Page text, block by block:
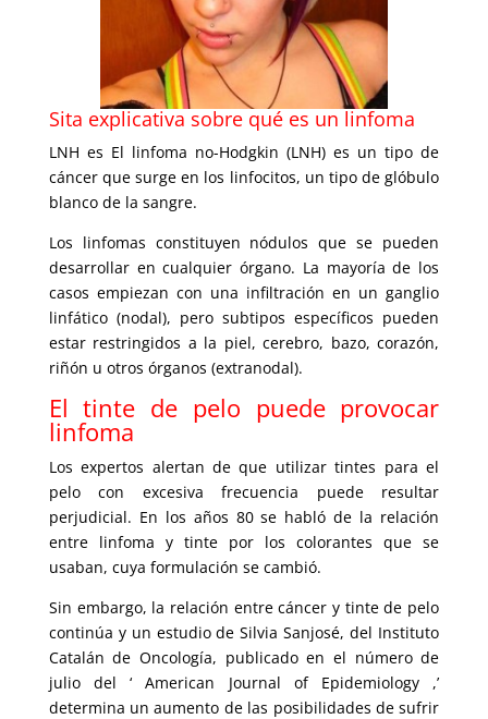
Sita explicativa sobre qué es un linfoma
LNH es El linfoma no-Hodgkin (LNH) es un tipo de
cáncer que surge en los linfocitos, un tipo de glóbulo
blanco de la sangre.
Los linfomas constituyen nódulos que se pueden
desarrollar en cualquier órgano. La mayoría de los
casos empiezan con una infiltración en un ganglio
linfático (nodal), pero subtipos específicos pueden
estar restringidos a la piel, cerebro, bazo, corazón,
riñón u otros órganos (extranodal).
El tinte de pelo puede provocar
linfoma
Los expertos alertan de que utilizar tintes para el
pelo con excesiva frecuencia puede resultar
perjudicial. En los años 80 se habló de la relación
entre linfoma y tinte por los colorantes que se
usaban, cuya formulación se cambió.
Sin embargo, la relación entre cáncer y tinte de pelo
continúa y un estudio de Silvia Sanjosé, del Instituto
Catalán de Oncología, publicado en el número de
julio del ‘ American Journal of Epidemiology ,’
determina un aumento de las posibilidades de sufrir